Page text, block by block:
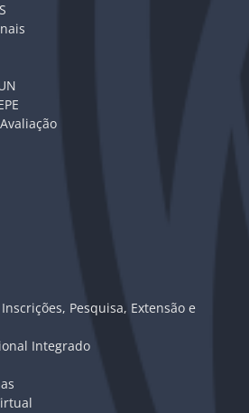
Pesquisa, Extensão e
Integrado